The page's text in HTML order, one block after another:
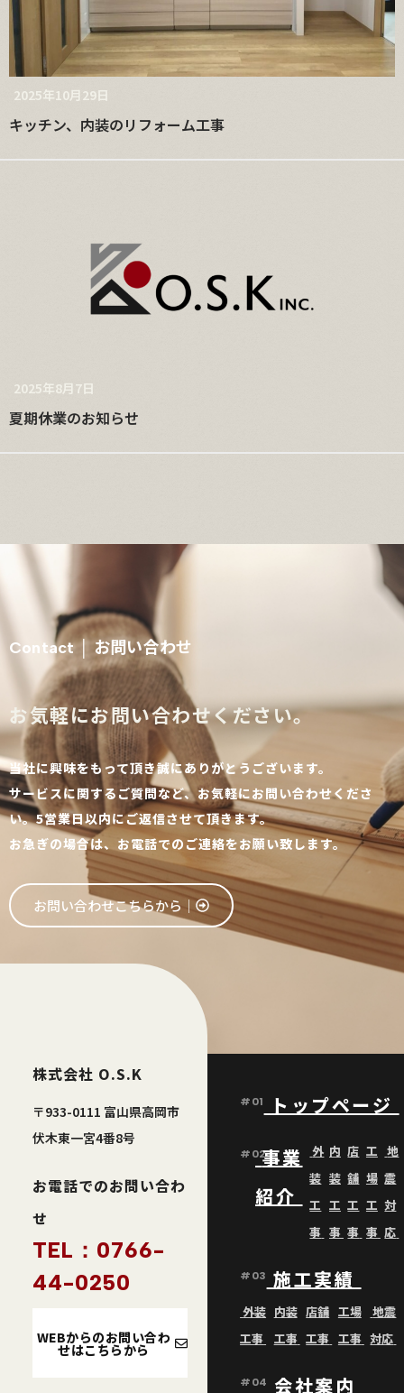
2025年10月29日
キッチン、内装のリフォーム工事
2025年8月7日
夏期休業のお知らせ
Contact │ お問い合わせ
お気軽にお問い合わせください。
当社に興味をもって頂き誠にありがとうございます。
サービスに関するご質問など、お気軽にお問い合わせくださ
い。5営業日以内にご返信させて頂きます。
お急ぎの場合は、お電話でのご連絡をお願い致します。
お問い合わせこちらから│
株式会社 O.S.K
〒933-0111 富山県高岡市
伏木東一宮4番8号
お電話でのお問い合わ
せ
TEL：0766-
44-0250
WEBからのお問い合わ
せはこちらから
#01 トップページ
#02事業
紹介
外
装
工
事
内
装
工
事
店
舗
工
事
工
場
工
事
地
震
対
応
#03 施工実績
外装
工事
内装
工事
店舗
工事
工場
工事
地震
対応
#04 会社案内